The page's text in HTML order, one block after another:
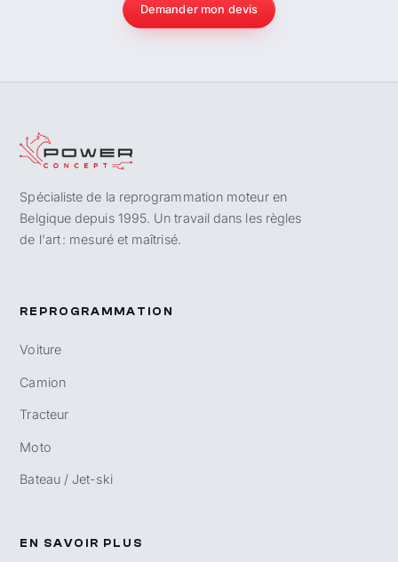
Demander mon devis
Spécialiste de la reprogrammation moteur en
Belgique depuis 1995. Un travail dans les règles
de l'art : mesuré et maîtrisé.
REPROGRAMMATION
Voiture
Camion
Tracteur
Moto
Bateau / Jet-ski
EN SAVOIR PLUS